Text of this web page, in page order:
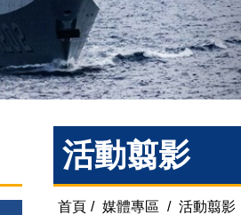
活動翦影
首頁 / 媒體專區 / 活動翦影